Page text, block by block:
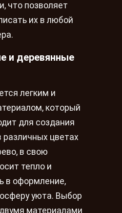
что позволяет
их в любой
и деревянные
легким и
который
для создания
различных цветах
в свою
тепло и
в оформление,
уюта. Выбор
материалами